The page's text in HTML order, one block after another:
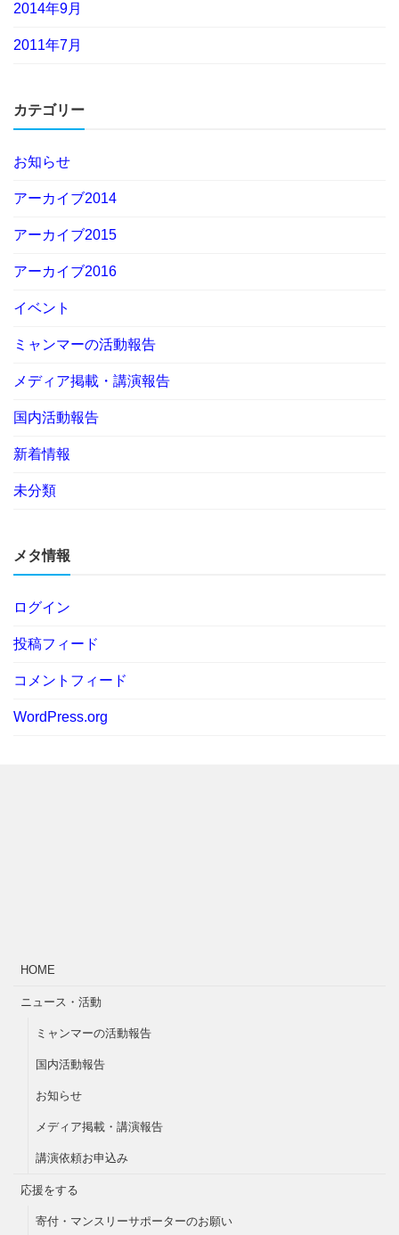
2014年9月
2011年7月
カテゴリー
お知らせ
アーカイブ2014
アーカイブ2015
アーカイブ2016
イベント
ミャンマーの活動報告
メディア掲載・講演報告
国内活動報告
新着情報
未分類
メタ情報
ログイン
投稿フィード
コメントフィード
WordPress.org
HOME
ニュース・活動
ミャンマーの活動報告
国内活動報告
お知らせ
メディア掲載・講演報告
講演依頼お申込み
応援をする
寄付・マンスリーサポーターのお願い